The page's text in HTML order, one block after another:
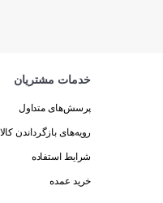
خدمات مشتریان
پرسش‌های متداول
رویه‌های بازگرداندن کالا
شرایط استفاده
خرید عمده